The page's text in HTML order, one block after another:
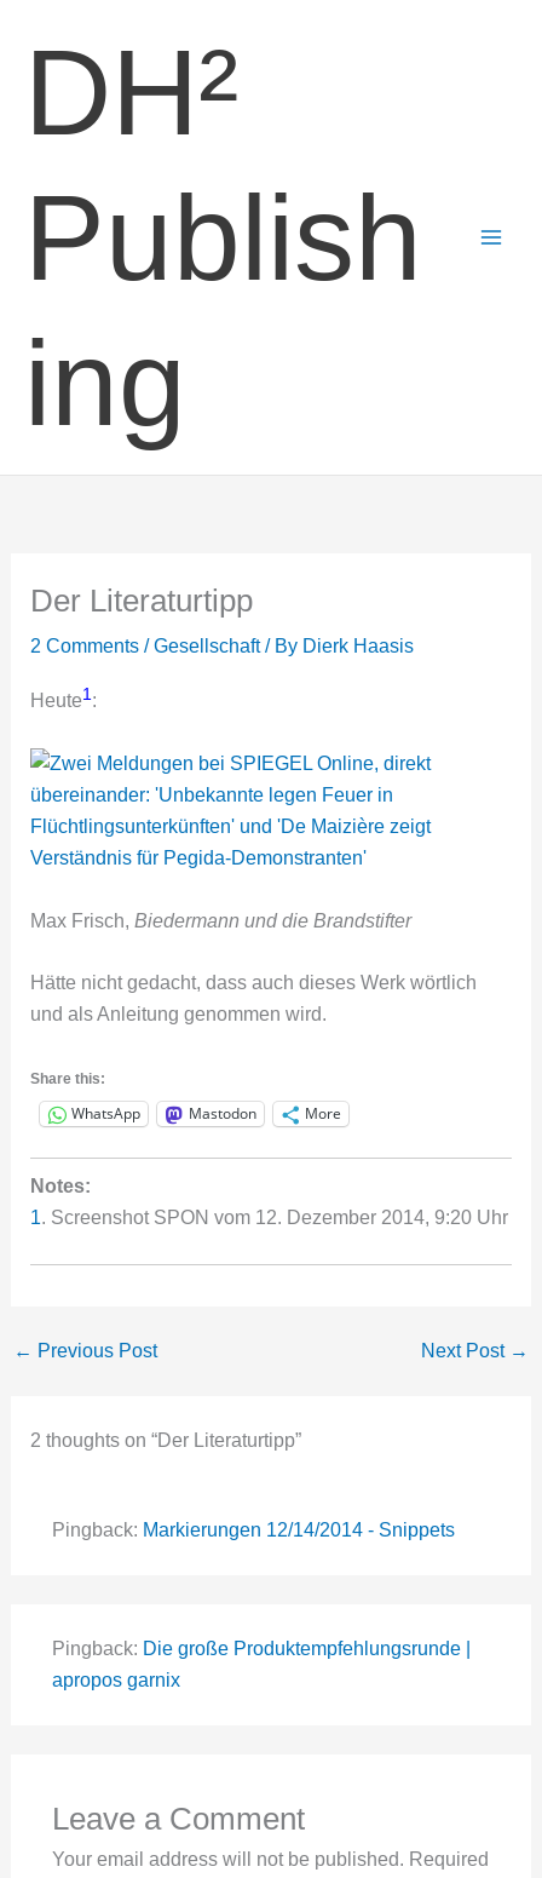
DH²
Publish
ing
Der Literaturtipp
2 Comments /Gesellschaft/ By Dierk Haasis
Heute1:
Max Frisch, Biedermann und die Brandstifter
Hätte nicht gedacht, dass auch dieses Werk wörtlich
und als Anleitung genommen wird.
Share this:
WhatsApp Mastodon More
Notes:
1. Screenshot SPON vom 12. Dezember 2014, 9:20 Uhr
← Previous Post Next Post →
2 thoughts on “Der Literaturtipp”
Pingback: Markierungen 12/14/2014 - Snippets
Pingback: Die große Produktempfehlungsrunde |
apropos garnix
Leave a Comment
Your email address will not be published. Required